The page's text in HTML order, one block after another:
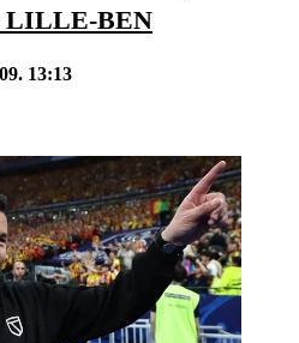
LILLE-BEN
13:13